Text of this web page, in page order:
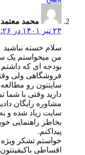
محمد
۲۳ تیر ۱۴۰۱ در ۱۱:۲۶
سلام خسته نباشید
من میخواستم یک
بودجه ای که داشتم
فروشگاهی ولی
سایتتون رو
دارید وقتی با شما
مشاوره رایگان
سایت زیاد شده و
بخاطر راهنمایی
پیداکنم.
خواستم تشکر
اقساطی باکیفیتتون